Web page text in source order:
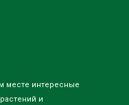
месте интересные
и